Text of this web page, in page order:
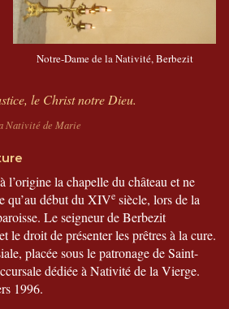
Notre-Dame de la Nativité, Berbezit
le Christ notre Dieu.
Nativité de Marie
l’origine la chapelle du château et ne
qu’au début du XIVe siècle, lors de la
Le seigneur de Berbezit
le droit de présenter les prêtres à la cure.
placée sous le patronage de Saint-
dédiée à Nativité de la Vierge.
1996.